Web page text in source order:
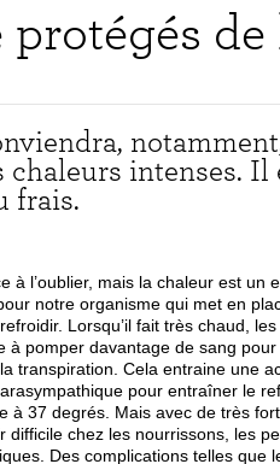
intenses. Il
frais.
à l’oublier, mais la chaleur est
notre organisme qui met en
Lorsqu’il fait très chaud,
à pomper davantage de sang
transpiration. Cela entraine une
pour entraîner le
à 37 degrés. Mais avec de très
difficile chez les nourrissons, les
Des complications telles que